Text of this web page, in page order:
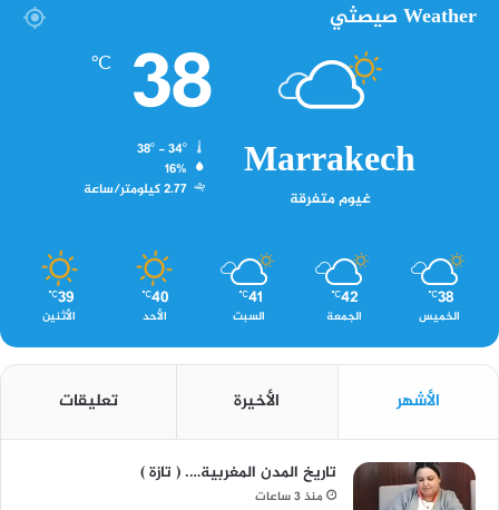
Weather صيصثي
Marrakech
غيوم متفرقة
38
℃
16%
2.77 كيلومتر/ساعة
38
℃
الخميس
42
℃
الجمعة
41
℃
السبت
40
℃
الأحد
39
℃
الأثنين
الأشهر الأخيرة تعليقات
تاريخ المدن المغربية…. ( تازة )
منذ 3 ساعات